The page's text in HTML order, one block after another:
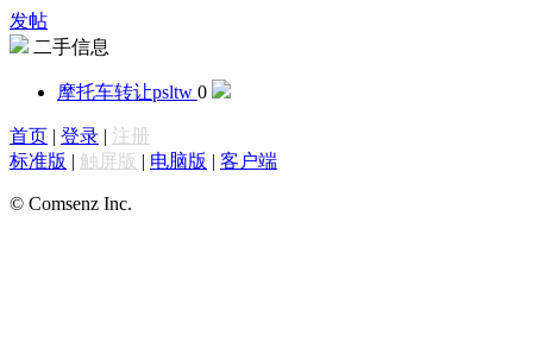
发帖
二手信息
摩托车转让psltw 0
首页 | 登录 | 注册
标准版 | 触屏版 | 电脑版 | 客户端
© Comsenz Inc.